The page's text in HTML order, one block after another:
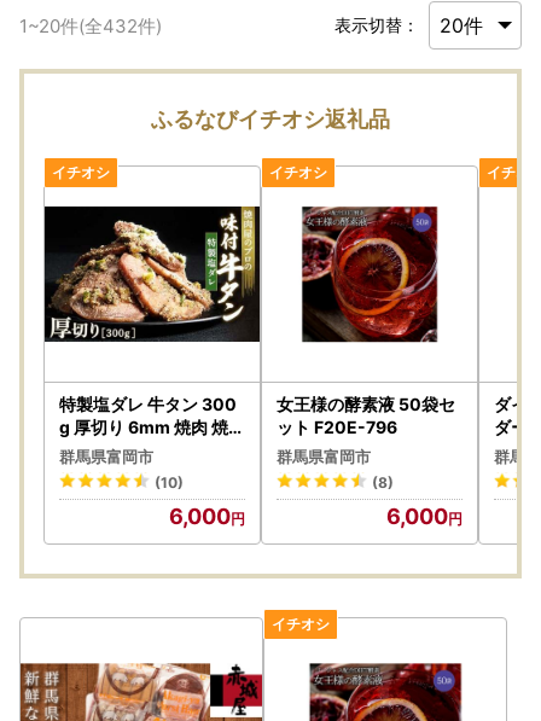
富岡市では便利なオンラインワンストップ申請「自治体マイ
ページ」を対応しています。
マイナンバーカードをコピーして添付したり、郵送する手間
がなくなり、すべてオンラインで申請が完結します。
「自治体マイページ」では、オンラインワンストップ特例申
請のほか、あなたが寄附した情報の確認もできます。
ふるさと納税で寄附したあと、さまざまな便利な機能が無料
で利用できる”あなただけ”の専用ページです。
ぜひご利用ください。
1~20件(全432件) 表示切替：
ふるなびイチオシ返礼品
特製塩ダレ 牛タン 300
g 厚切り 6mm 焼肉 焼き
肉 BBQ キャンプ 味付き
冷凍焼肉 牛たん スライ
ス 冷凍 牛肉 群馬県 富岡
市 職人味付け F21E-12
0
群馬県富岡市
(10)
6,000
女王様の酵素液 50袋セ
ット F20E-796
群馬県富岡市
(8)
6,000
ダイ
ダー
立て
群馬